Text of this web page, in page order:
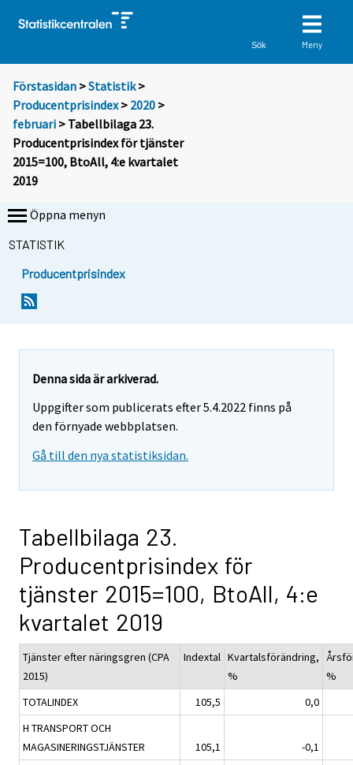
Sök Meny
Förstasidan >Statistik >
Producentprisindex> 2020 >
februari > Tabellbilaga 23.
Producentprisindex för tjänster
2015=100, BtoAll, 4:e kvartalet
2019
Öppna menyn
STATISTIK
Producentprisindex
Denna sida är arkiverad.
Uppgifter som publicerats efter 5.4.2022 finns på
den förnyade webbplatsen.
Gå till den nya statistiksidan.
Tabellbilaga 23.
Producentprisindex för
tjänster 2015=100, BtoAll, 4:e
kvartalet 2019
Tjänster efter näringsgren (CPA
2015)
Indextal Kvartalsförändring,
%
%
TOTALINDEX
105,5
0,0
H TRANSPORT OCH
MAGASINERINGSTJÄNSTER
105,1
-0,1